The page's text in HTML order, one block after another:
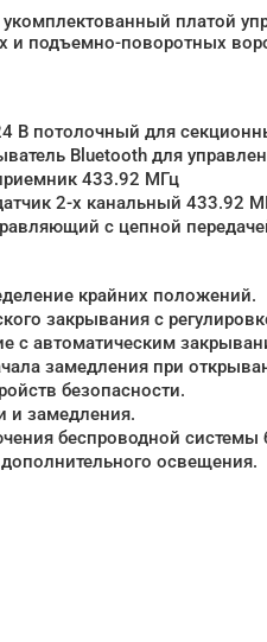
платой
и подъемно-поворотных
В потолочный для
Bluetooth для
433.92 МГц
2-х канальный 433.92
с цепной
крайних положений.
закрывания с
с автоматическим
замедления при
безопасности.
и замедления.
беспроводной системы
освещения.